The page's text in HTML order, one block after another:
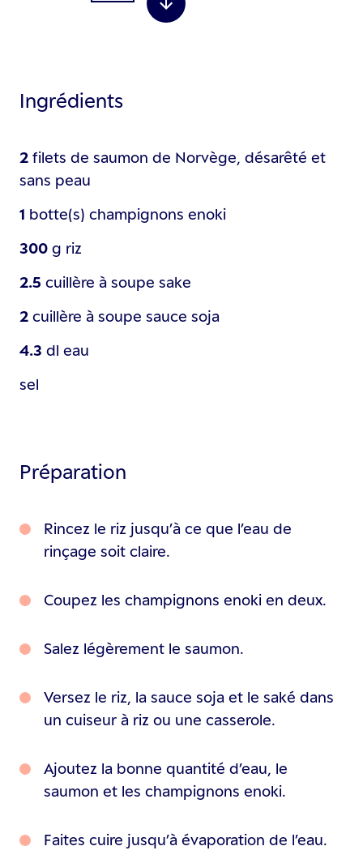
Ingrédients
2 filets de saumon de Norvège, désarêté et
sans peau
1 botte(s) champignons enoki
300 g riz
2.5 cuillère à soupe sake
2 cuillère à soupe sauce soja
4.3 dl eau
sel
Préparation
Rincez le riz jusqu’à ce que l’eau de
rinçage soit claire.
Coupez les champignons enoki en deux.
Salez légèrement le saumon.
Versez le riz, la sauce soja et le saké dans
un cuiseur à riz ou une casserole.
Ajoutez la bonne quantité d’eau, le
saumon et les champignons enoki.
Faites cuire jusqu’à évaporation de l’eau.